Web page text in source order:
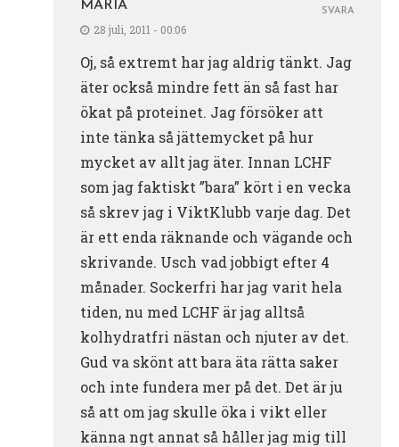
MARIA
28 juli, 2011 - 00:06
Oj, så extremt har jag aldrig tänkt. Jag
äter också mindre fett än så fast har
ökat på proteinet. Jag försöker att
inte tänka så jättemycket på hur
mycket av allt jag äter. Innan LCHF
som jag faktiskt ”bara” kört i en vecka
så skrev jag i ViktKlubb varje dag. Det
är ett enda räknande och vägande och
skrivande. Usch vad jobbigt efter 4
månader. Sockerfri har jag varit hela
tiden, nu med LCHF är jag alltså
kolhydratfri nästan och njuter av det.
Gud va skönt att bara äta rätta saker
och inte fundera mer på det. Det är ju
så att om jag skulle öka i vikt eller
känna ngt annat så håller jag mig till
SVARA